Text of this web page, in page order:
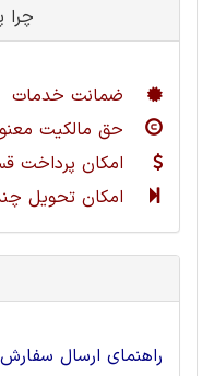
چرا
ضمانت خدمات
حق مالکیت
امکان پرداخت
امکان تحویل
راهنمای ارسال